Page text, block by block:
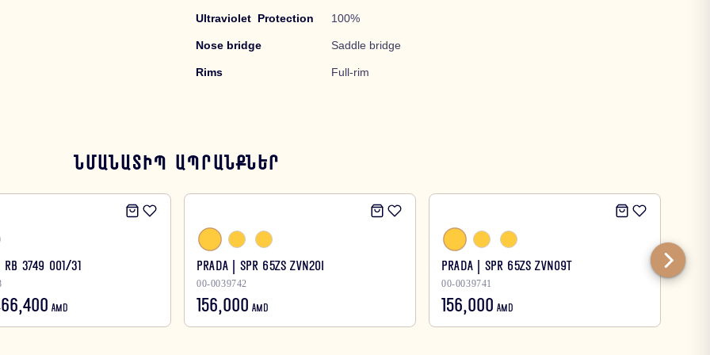
Ultraviolet Protection 100%
Nose bridge Saddle bridge
Rims Full-rim
ՆՄԱՆԱՏԻՊ ԱՊՐԱՆՔՆԵՐ
3749 001/31
66,400 AMD
PRADA | SPR 65ZS ZVN20I
00-0039742
156,000 AMD
PRADA | SPR 65ZS ZVN09T
00-0039741
156,000 AMD